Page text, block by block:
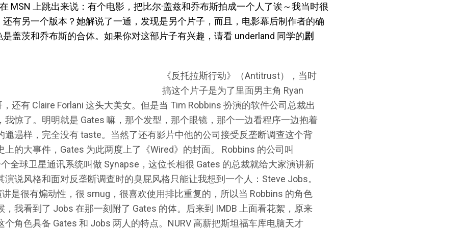
MSN 上跳出来说：有个电影，把比尔·盖兹和乔布斯拍成一个人了诶～我当时很
有另一个版本？她解说了一通，发现是另个片子，而且，电影幕后制作者的确
盖茨和乔布斯的合体。如果你对这部片子有兴趣，请看 underland 同学的剧
《反托拉斯行动》（Antitrust），当时
搞这个片子是为了里面男主角 Ryan
还有 Claire Forlani 这头大美女。但是当 Tim Robbins 扮演的软件公司总裁出
我惊了。明明就是 Gates 嘛，那个发型，那个眼镜，那个一边看程序一边抱着
邋遢样，完全没有 taste。当然了还有影片中他的公司接受反垄断调查这个背
上的大事件，Gates 为此两度上了《Wired》的封面。 Robbins 的公司叫
全球卫星通讯系统叫做 Synapse，这位长相很 Gates 的总裁就给大家演讲新
演说风格和面对反垄断调查时的臭屁风格只能让我想到一个人：Steve Jobs。
是很有煽动性，很 smug，很喜欢使用排比重复的，所以当 Robbins 的角色
，我看到了 Jobs 在那一刻附了 Gates 的体。后来到 IMDB 上面看花絮，原来
个角色具备 Gates 和 Jobs 两人的特点。NURV 高薪把斯坦福车库电脑天才